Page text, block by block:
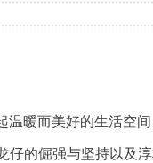
暖而美好的生活空
的倔强与坚持以及